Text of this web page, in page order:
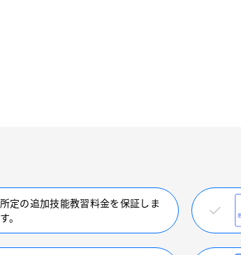
所定の追加技能教習料金を保証しま
す。